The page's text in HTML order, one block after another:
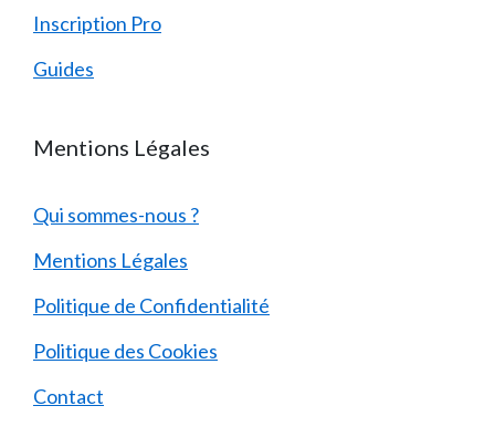
Inscription Pro
Guides
Mentions Légales
Qui sommes-nous ?
Mentions Légales
Politique de Confidentialité
Politique des Cookies
Contact